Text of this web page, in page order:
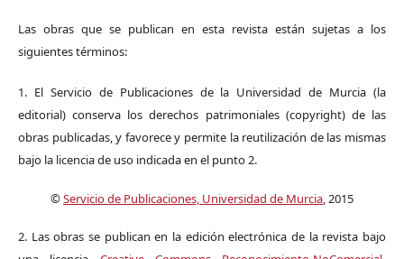
Las obras que se publican en esta revista están sujetas a los
siguientes términos:
1. El Servicio de Publicaciones de la Universidad de Murcia (la
editorial) conserva los derechos patrimoniales (copyright) de las
obras publicadas, y favorece y permite la reutilización de las mismas
bajo la licencia de uso indicada en el punto 2.
©Servicio de Publicaciones, Universidad de Murcia, 2015
2. Las obras se publican en la edición electrónica de la revista bajo